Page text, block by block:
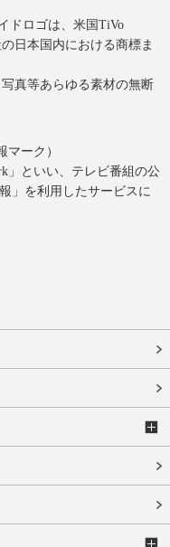
ドロゴは、米国TiVo
日本国内における商標ま
真等あらゆる素材の無断
マーク）
」といい、テレビ番組の公
」を利用したサービスに